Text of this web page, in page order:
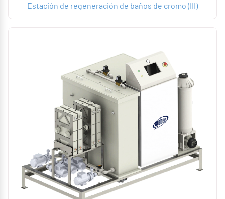
Estación de regeneración de baños de cromo (III)